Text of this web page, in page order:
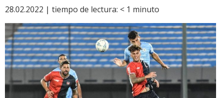
28.02.2022 | tiempo de lectura: < 1 minuto